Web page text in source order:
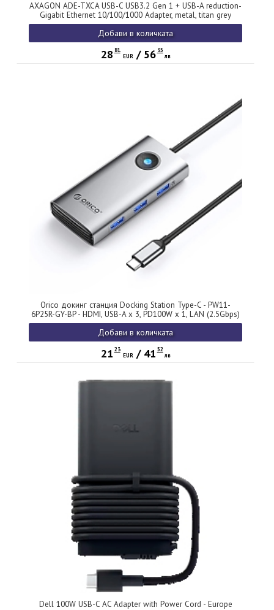
AXAGON ADE-TXCA USB-C USB3.2 Gen 1 + USB-A reduction-
Gigabit Ethernet 10/100/1000 Adapter, metal, titan grey
Добави в количката
28 81
EUR/ 56 35
лв
Orico докинг станция Docking Station Type-C - PW11-
6P25R-GY-BP - HDMI, USB-A x 3, PD100W x 1, LAN (2.5Gbps)
Добави в количката
21 23
EUR/ 41 52
лв
Dell 100W USB-C AC Adapter with Power Cord - Europe